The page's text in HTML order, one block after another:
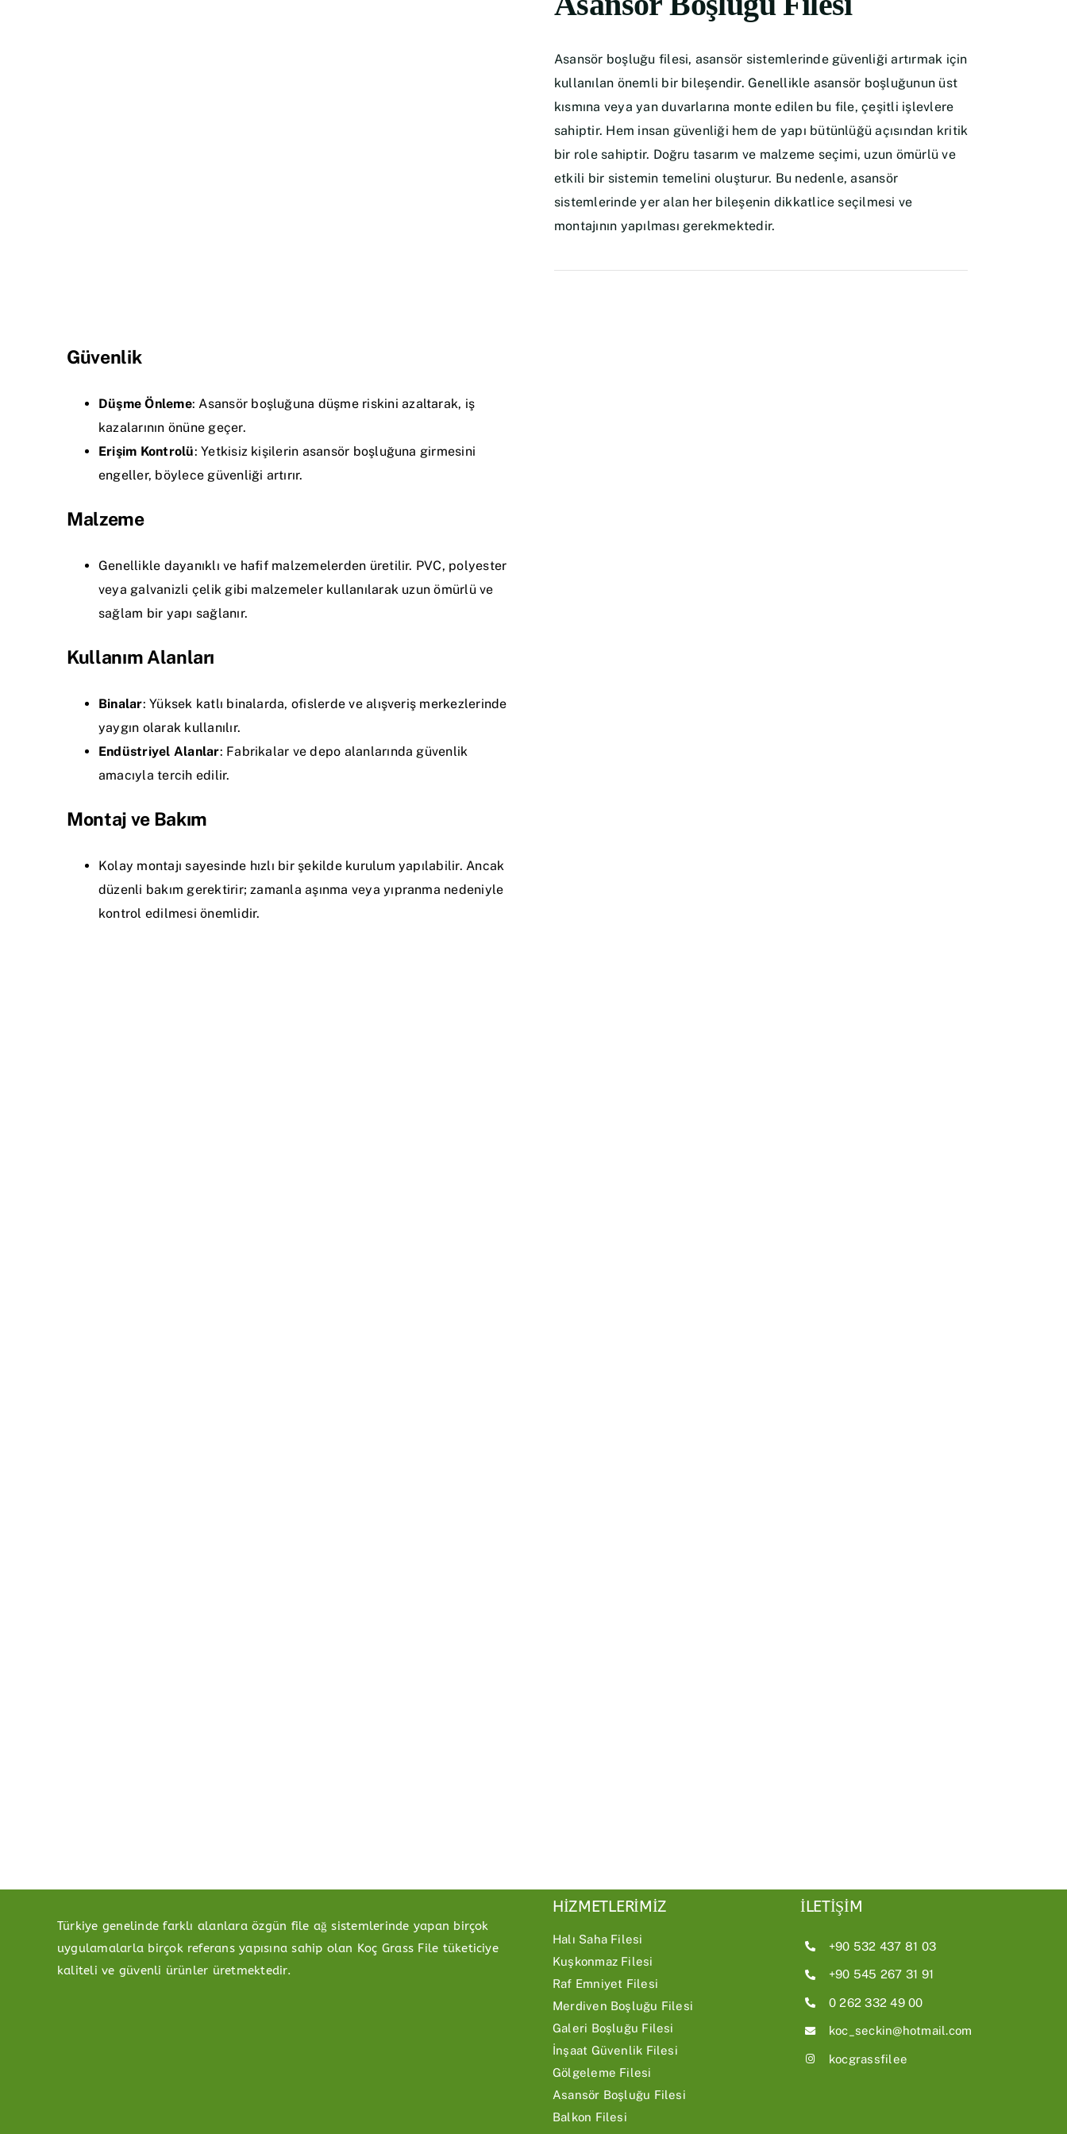
Asansör boşluğu filesi, asansör sistemlerinde güvenliği artırmak için
kullanılan önemli bir bileşendir. Genellikle asansör boşluğunun üst
kısmına veya yan duvarlarına monte edilen bu file, çeşitli işlevlere
sahiptir. Hem insan güvenliği hem de yapı bütünlüğü açısından kritik
bir role sahiptir. Doğru tasarım ve malzeme seçimi, uzun ömürlü ve
etkili bir sistemin temelini oluşturur. Bu nedenle, asansör
sistemlerinde yer alan her bileşenin dikkatlice seçilmesi ve
montajının yapılması gerekmektedir.
Güvenlik
Düşme Önleme: Asansör boşluğuna düşme riskini azaltarak, iş
kazalarının önüne geçer.
Erişim Kontrolü: Yetkisiz kişilerin asansör boşluğuna girmesini
engeller, böylece güvenliği artırır.
Malzeme
Genellikle dayanıklı ve hafif malzemelerden üretilir. PVC, polyester
veya galvanizli çelik gibi malzemeler kullanılarak uzun ömürlü ve
sağlam bir yapı sağlanır.
Kullanım Alanları
Binalar: Yüksek katlı binalarda, ofislerde ve alışveriş merkezlerinde
yaygın olarak kullanılır.
Endüstriyel Alanlar: Fabrikalar ve depo alanlarında güvenlik
amacıyla tercih edilir.
Montaj ve Bakım
Kolay montajı sayesinde hızlı bir şekilde kurulum yapılabilir. Ancak
düzenli bakım gerektirir; zamanla aşınma veya yıpranma nedeniyle
kontrol edilmesi önemlidir.
Türkiye genelinde farklı alanlara özgün file ağ sistemlerinde yapan birçok
uygulamalarla birçok referans yapısına sahip olan Koç Grass File tüketiciye
kaliteli ve güvenli ürünler üretmektedir.
HİZMETLERİMİZ
Halı Saha Filesi
Kuşkonmaz Filesi
Raf Emniyet Filesi
Merdiven Boşluğu Filesi
Galeri Boşluğu Filesi
İnşaat Güvenlik Filesi
Gölgeleme Filesi
Asansör Boşluğu Filesi
Balkon Filesi
İLETİŞİM
+90 532 437 81 03
+90 545 267 31 91
0 262 332 49 00
koc_seckin@hotmail.com
kocgrassfilee